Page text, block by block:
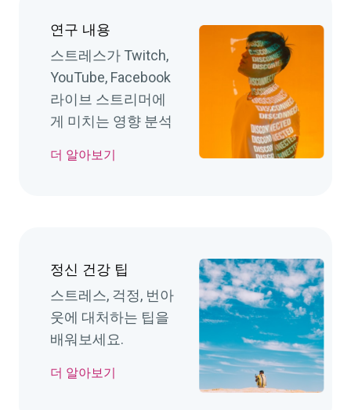
연구 내용
스트레스가 Twitch,
YouTube, Facebook
라이브 스트리머에
게 미치는 영향 분석
더 알아보기
정신 건강 팁
스트레스, 걱정, 번아
웃에 대처하는 팁을
배워보세요.
더 알아보기